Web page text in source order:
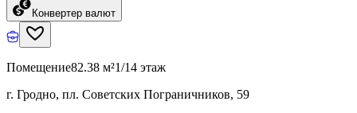
Конвертер валют
Помещение82.38 м²1/14 этаж
г. Гродно, пл. Советских Пограничников, 59